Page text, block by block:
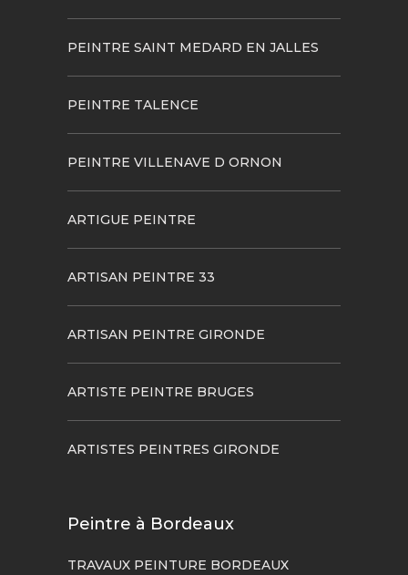
PEINTRE SAINT MEDARD EN JALLES
PEINTRE TALENCE
PEINTRE VILLENAVE D ORNON
ARTIGUE PEINTRE
ARTISAN PEINTRE 33
ARTISAN PEINTRE GIRONDE
ARTISTE PEINTRE BRUGES
ARTISTES PEINTRES GIRONDE
Peintre à Bordeaux
TRAVAUX PEINTURE BORDEAUX